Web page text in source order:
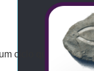
ciclo que se